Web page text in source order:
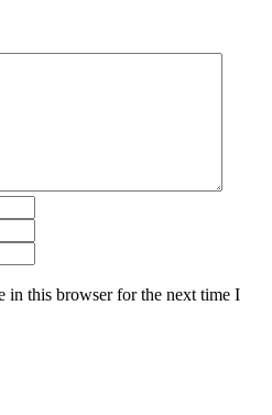
in this browser for the next time I